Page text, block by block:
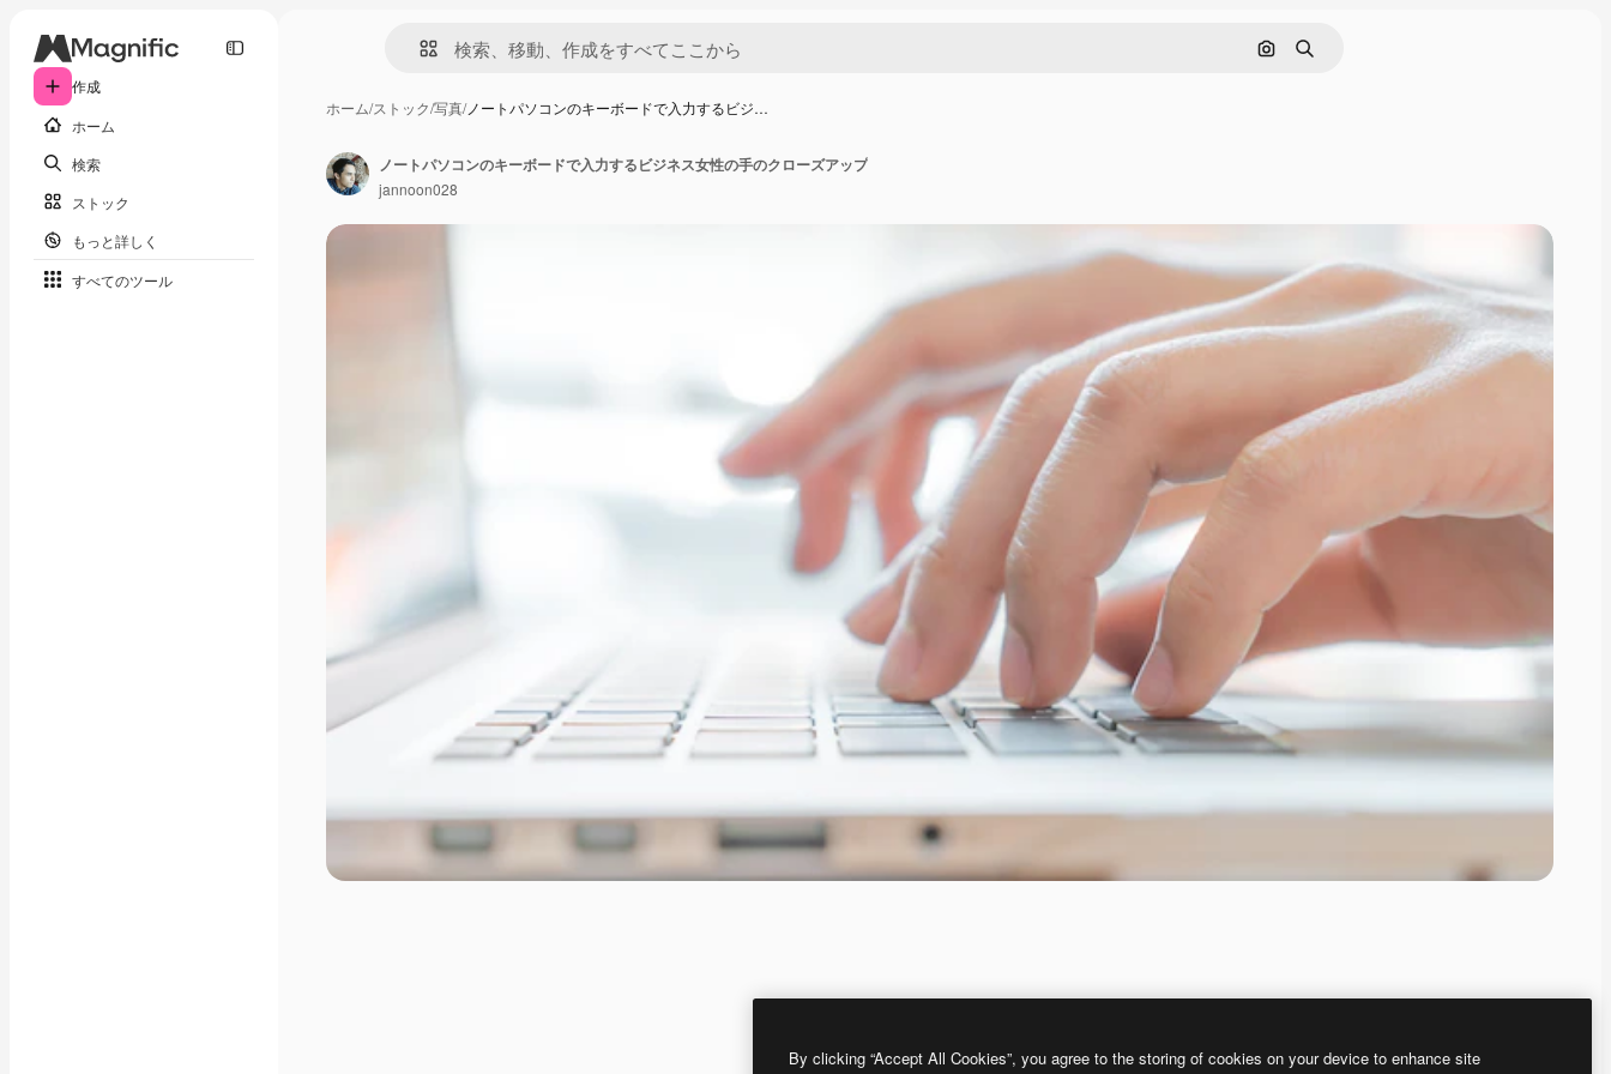
作成
ホーム
検索
ストック
もっと詳しく
すべてのツール
画像で検索
検索
ホーム/ストック/写真/ノートパソコンのキーボードで入力するビジ…
ノートパソコンのキーボードで入力するビジネス女性の手のクローズアップ
jannoon028
By clicking “Accept All Cookies”, you agree to the storing of cookies on your device to enhance site